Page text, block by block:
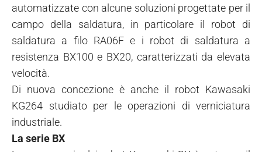
automatizzate con alcune soluzioni progettate per il
campo della saldatura, in particolare il robot di
saldatura a filo RA06F e i robot di saldatura a
resistenza BX100 e BX20, caratterizzati da elevata
velocità.
Di nuova concezione è anche il robot Kawasaki
KG264 studiato per le operazioni di verniciatura
industriale.
La serie BX